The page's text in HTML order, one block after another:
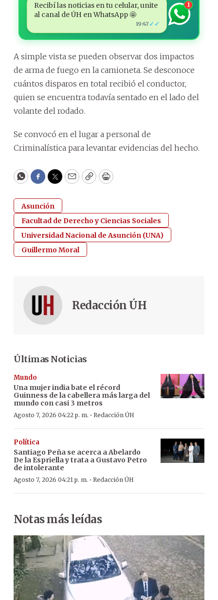
Recibí las noticias en tu celular, unite
al canal de ÚH en WhatsApp 🤩
19:47 ✓✓
1
A simple vista se pueden observar dos impactos
de arma de fuego en la camioneta. Se desconoce
cuántos disparos en total recibió el conductor,
quien se encuentra todavía sentado en el lado del
volante del rodado.
Se convocó en el lugar a personal de
Criminalística para levantar evidencias del hecho.
WhatsApp
Facebook
Twitter
EmailCopyPrint
Asunción
Facultad de Derecho y Ciencias Sociales
Universidad Nacional de Asunción (UNA)
Guillermo Moral
Redacción ÚH
Últimas Noticias
Mundo
Una mujer india bate el récord
Guinness de la cabellera más larga del
mundo con casi 3 metros
Agosto 7, 2026 04:22 p. m. · Redacción ÚH
Política
Santiago Peña se acerca a Abelardo
De la Espriella y trata a Gustavo Petro
de intolerante
Agosto 7, 2026 04:21 p. m. · Redacción ÚH
Notas más leídas